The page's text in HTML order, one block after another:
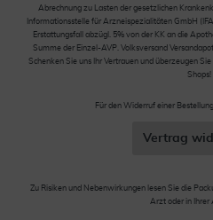
Abrechnung zu Lasten der gesetzlichen
Informationsstelle für Arzneispezialitäten GmbH
Erstattungsfall abzügl. 5% von der KK an die
Summe der Einzel-AVP. Volksversand
Schenken Sie uns Ihr Vertrauen und überzeugen
Shops!
Für den Widerruf einer
Vertrag
Zu Risiken und Nebenwirkungen lesen Sie die
Arzt oder in Ihrer